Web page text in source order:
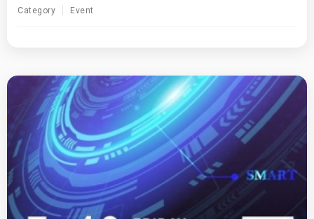
Category Event